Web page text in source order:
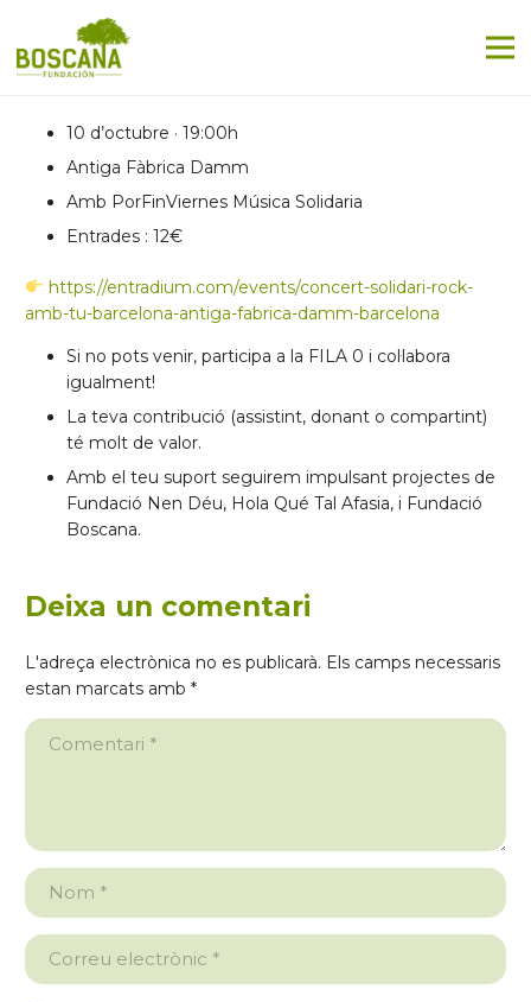
10 d’octubre · 19:00h
Antiga Fàbrica Damm
Amb PorFinViernes Música Solidaria
Entrades : 12€
https://entradium.com/events/concert-solidari-rock-
amb-tu-barcelona-antiga-fabrica-damm-barcelona
Si no pots venir, participa a la FILA 0 i col·labora
igualment!
La teva contribució (assistint, donant o compartint)
té molt de valor.
Amb el teu suport seguirem impulsant projectes de
Fundació Nen Déu, Hola Qué Tal Afasia, i Fundació
Boscana.
Deixa un comentari
L'adreça electrònica no es publicarà. Els camps necessaris
estan marcats amb *